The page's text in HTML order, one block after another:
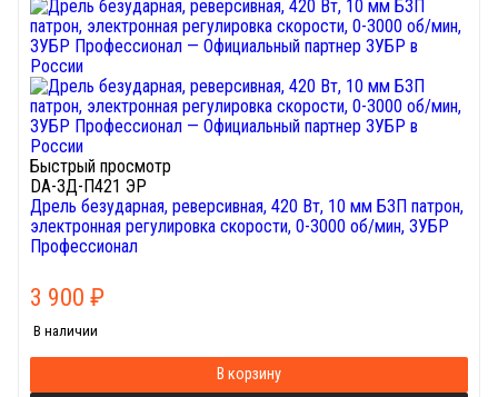
Быстрый просмотр
DA-ЗД-П421 ЭР
Дрель безударная, реверсивная, 420 Вт, 10 мм БЗП патрон,
электронная регулировка скорости, 0-3000 об/мин, ЗУБР
Профессионал
3 900 ₽
В наличии
В корзину